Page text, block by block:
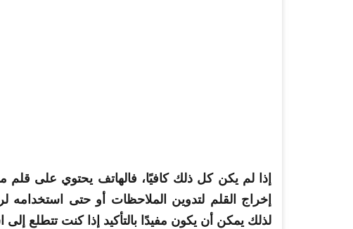
إذا لم يكن كل ذلك كافيًا، فالهاتف يحتوي على قلم
إخراج القلم لتدوين الملاحظات أو حتى
لذلك يمكن أن يكون مفيدًا بالتأكيد إذا كنت تتطلع